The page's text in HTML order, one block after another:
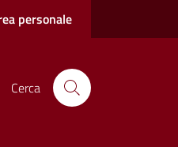
personale
Cerca